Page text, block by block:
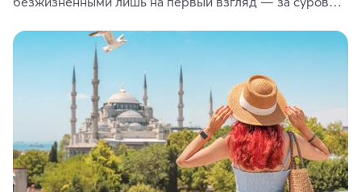
животные и маршруты, которые дарят одни из самых
ярких впечатлений от путешествий.